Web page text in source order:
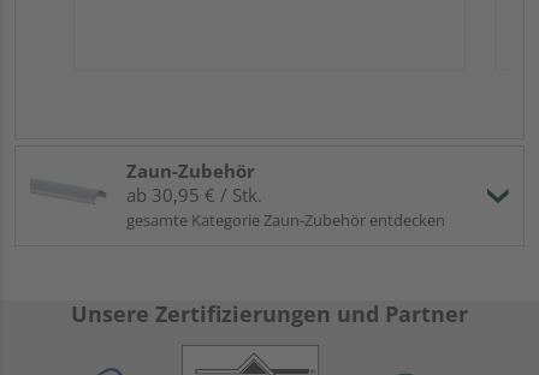
Zaun-Zubehör
ab 30,95 € / Stk.
gesamte Kategorie Zaun-Zubehör entdecken
Unsere Zertifizierungen und Partner